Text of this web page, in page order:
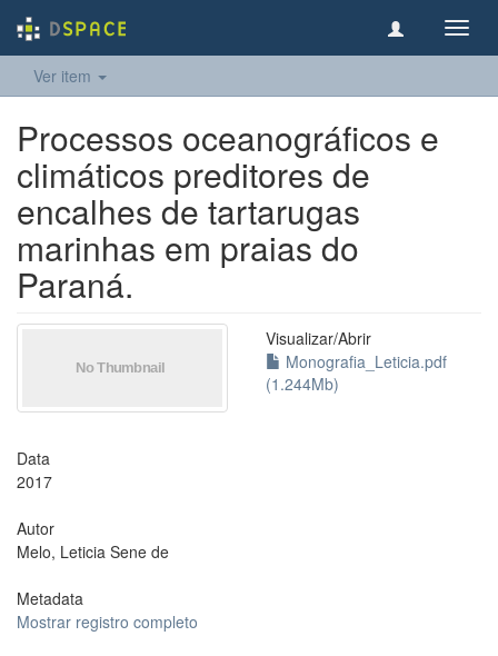
Ver item
Processos oceanográficos e
climáticos preditores de
encalhes de tartarugas
marinhas em praias do
Paraná.
Visualizar/Abrir
Monografia_Leticia.pdf
(1.244Mb)
Data
2017
Autor
Melo, Leticia Sene de
Metadata
Mostrar registro completo